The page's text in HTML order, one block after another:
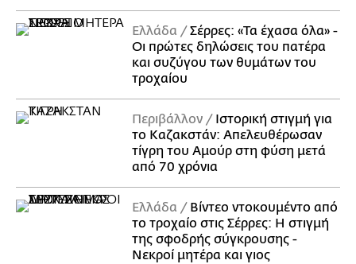
Ελλάδα
Σέρρες: «Τα έχασα όλα» -
Οι πρώτες δηλώσεις του πατέρα
και συζύγου των θυμάτων του
τροχαίου
Περιβάλλον
Ιστορική στιγμή για
το Καζακστάν: Απελευθέρωσαν
τίγρη του Αμούρ στη φύση μετά
από 70 χρόνια
Ελλάδα
Βίντεο ντοκουμέντο από
το τροχαίο στις Σέρρες: Η στιγμή
της σφοδρής σύγκρουσης -
Νεκροί μητέρα και γιος